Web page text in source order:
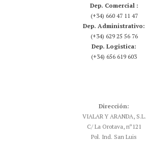
Dep. Comercial :
(+34) 660 47 11 47
Dep. Administrativo:
(+34) 629 25 56 76
Dep. Logistica:
(+34) 656 619 603
Dirección:
VIALAR Y ARANDA, S.L.
C/ La Orotava, nº121
Pol. Ind. San Luis